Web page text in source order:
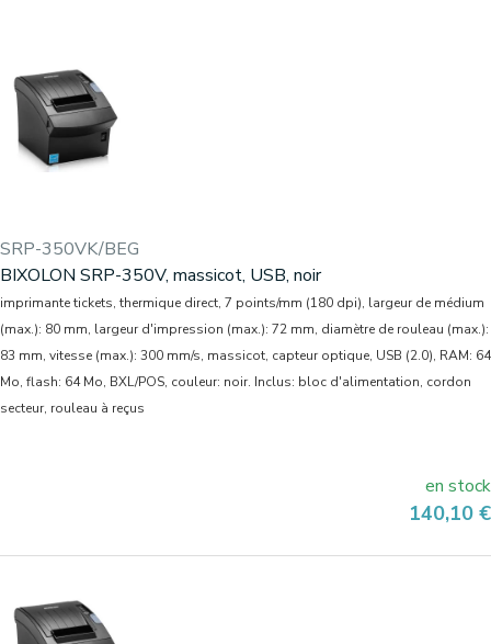
SRP-350VK/BEG
BIXOLON SRP-350V, massicot, USB, noir
imprimante tickets, thermique direct, 7 points/mm (180 dpi), largeur de médium
(max.): 80 mm, largeur d'impression (max.): 72 mm, diamètre de rouleau (max.):
83 mm, vitesse (max.): 300 mm/s, massicot, capteur optique, USB (2.0), RAM: 64
Mo, flash: 64 Mo, BXL/POS, couleur: noir. Inclus: bloc d'alimentation, cordon
secteur, rouleau à reçus
en stock
Prix
140,10 €